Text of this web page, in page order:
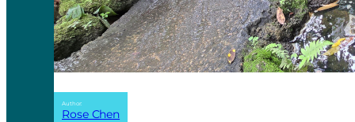
Author:
Rose Chen